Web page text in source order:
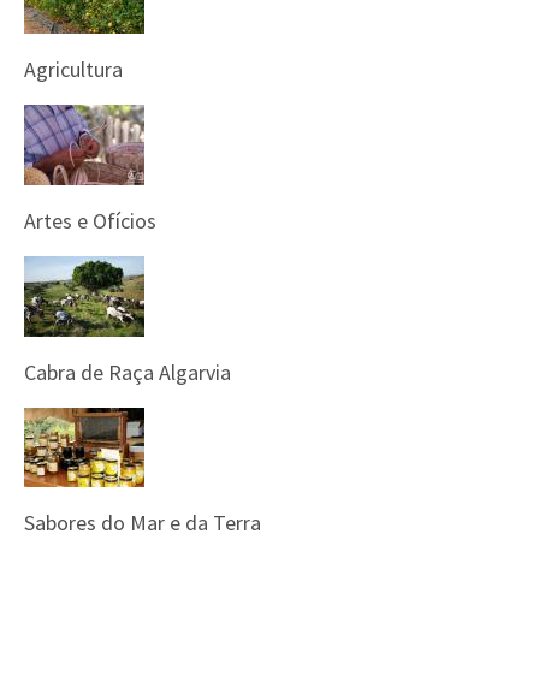
Agricultura
Artes e Ofícios
Cabra de Raça Algarvia
Sabores do Mar e da Terra